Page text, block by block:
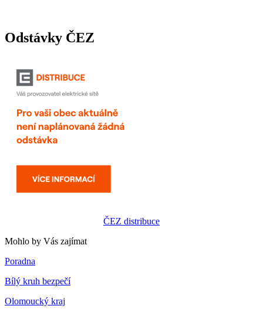
Odstávky ČEZ
ČEZ distribuce
Mohlo by Vás zajímat
Poradna
Bílý kruh bezpečí
Olomoucký kraj